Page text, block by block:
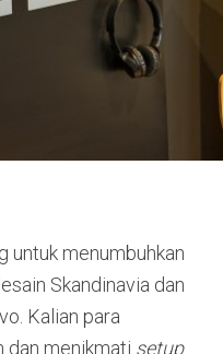
untuk menumbuhkan
Skandinavia dan
Kalian para
dan menikmati setup